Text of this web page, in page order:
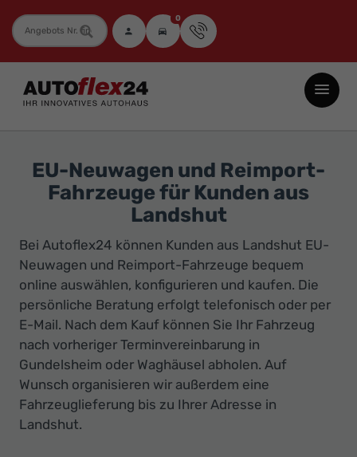
Fahrzeugnummer 0
Autoflex24
GmbH
Neuwagen
Jahreswagen
Gebrauchtwagen
zu
Top-
Preisen
-
Ihr
Innovatives
Autohaus
EU-Neuwagen und Reimport-
Fahrzeuge für Kunden aus
Landshut
Bei Autoflex24 können Kunden aus Landshut EU-
Neuwagen und Reimport-Fahrzeuge bequem
online auswählen, konfigurieren und kaufen. Die
persönliche Beratung erfolgt telefonisch oder per
E-Mail. Nach dem Kauf können Sie Ihr Fahrzeug
nach vorheriger Terminvereinbarung in
Gundelsheim oder Waghäusel abholen. Auf
Wunsch organisieren wir außerdem eine
Fahrzeuglieferung bis zu Ihrer Adresse in
Landshut.